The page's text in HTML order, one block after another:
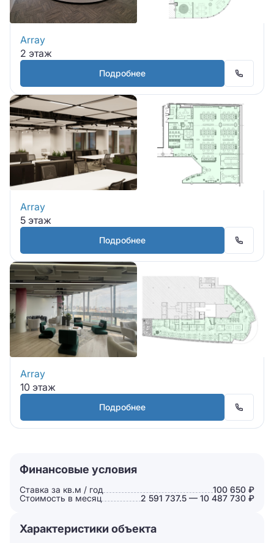
Array
2 этаж
Подробнее
Array
5 этаж
Подробнее
Array
10 этаж
Подробнее
Финансовые условия
Ставка за кв.м / год
100 650 ₽
Стоимость в месяц
2 591 737.5 — 10 487 730 ₽
Характеристики объекта